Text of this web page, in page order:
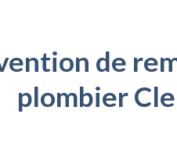
de
plombier